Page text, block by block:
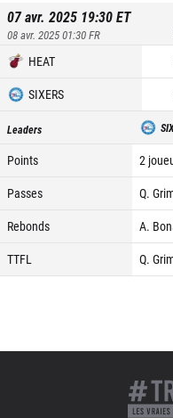
07 avr. 2025 19:30ET
08 avr. 2025 01:30FR
HEAT
SIXERS
Leaders
Points 2
Passes
Q.
Rebonds
A.
TTFL
Q.